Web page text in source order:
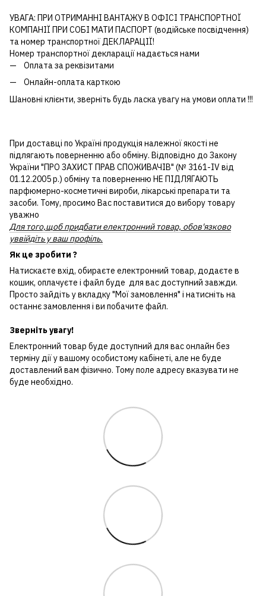
УВАГА: ПРИ ОТРИМАННІ ВАНТАЖУ В ОФІСІ ТРАНСПОРТНОЇ
КОМПАНІЇ ПРИ СОБІ МАТИ ПАСПОРТ (водійське посвідчення)
та номер транспортної ДЕКЛАРАЦІЇ!
Номер транспортної декларації надається нами
Оплата за реквізитами
Онлайн-оплата карткою
Шановні клієнти, зверніть будь ласка увагу на умови оплати !!!
При доставці по Україні продукція належної якості не
підлягають поверненню або обміну. Відповідно до Закону
України "ПРО ЗАХИСТ ПРАВ СПОЖИВАЧІВ" (№ 3161-IV від
01.12.2005 р.) обміну та поверненню НЕ ПІДЛЯГАЮТЬ
парфюмерно-косметичні вироби, лікарські препарати та
засоби. Тому, просимо Вас поставитися до вибору товару
уважно
Для того,щоб придбати електронний товар, обов'язково
уввійдіть у ваш профіль.
Як це зробити ?
Натискаєте вхід, обираєте електронний товар, додаєте в
кошик, оплачуєте і файл буде для вас доступний завжди.
Просто зайдіть у вкладку "Мої замовлення" і натисніть на
останнє замовлення і ви побачите файл.
Зверніть увагу!
Електронний товар буде доступний для вас онлайн без
терміну дії у вашому особистому кабінеті, але не буде
доставлений вам фізично. Тому поле адресу вказувати не
буде необхідно.